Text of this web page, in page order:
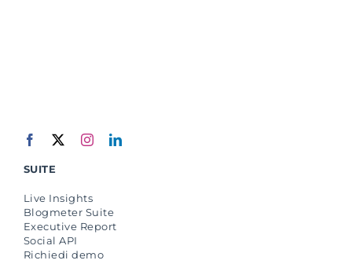
SUITE
Live Insights
Blogmeter Suite
Executive Report
Social API
Richiedi demo